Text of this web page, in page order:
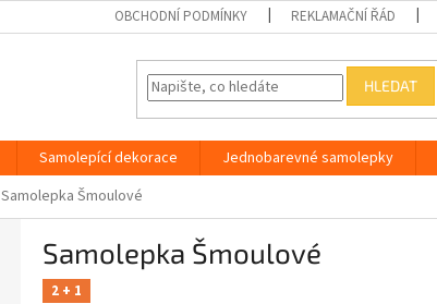
OBCHODNÍ PODMÍNKY REKLAMAČNÍ ŘÁD
HLEDAT
Samolepící dekorace Jednobarevné samolepky
Samolepka Šmoulové
Samolepka Šmoulové
2 + 1